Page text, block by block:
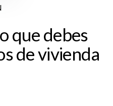
que debes
de vivienda